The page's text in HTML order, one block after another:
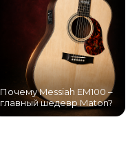
Почему Messiah EM100 –
главный шедевр Maton?